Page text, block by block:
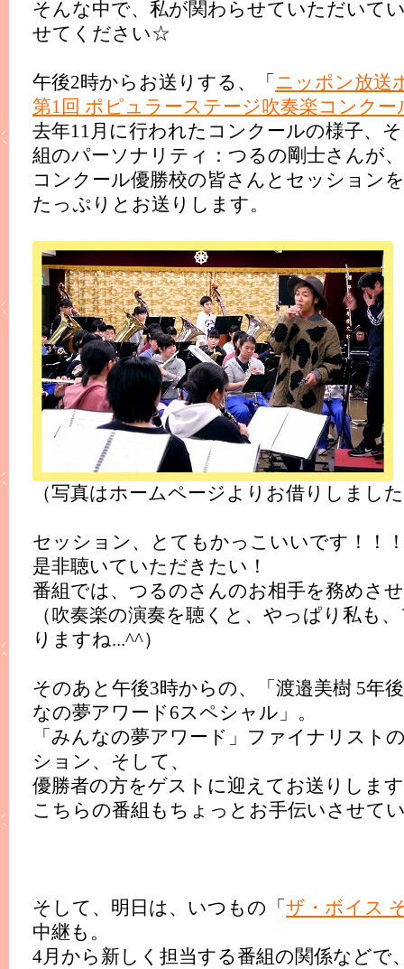
そんな中で、私が関わらせていただいて
せてください☆
午後2時からお送りする、「 ニッポン放送
第1回 ポピュラーステージ吹奏楽コンクー
去年11月に行われたコンクールの様子、
組のパーソナリティ：つるの剛士さんが、
コンクール優勝校の皆さんとセッション
たっぷりとお送りします。
（写真はホームページよりお借りしまし
セッション、とてもかっこいいです！！
是非聴いていただきたい！
番組では、つるのさんのお相手を務めさ
（吹奏楽の演奏を聴くと、やっぱり私も
りますね...^^）
そのあと午後3時からの、「渡邉美樹 5
なの夢アワード6スペシャル」。
「みんなの夢アワード」ファイナリスト
ション、そして、
優勝者の方をゲストに迎えてお送りしま
こちらの番組もちょっとお手伝いさせて
そして、明日は、いつもの「 ザ・ボイス
中継も。
4月から新しく担当する番組の関係などで